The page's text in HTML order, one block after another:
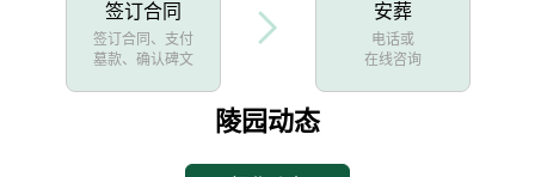
签订合同
签订合同、支付
墓款、确认碑文
安葬
电话或
在线咨询
陵园动态